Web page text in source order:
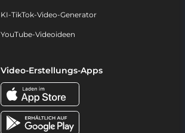
KI-TikTok-Video-Generator
YouTube-Videoideen
Video-Erstellungs-Apps